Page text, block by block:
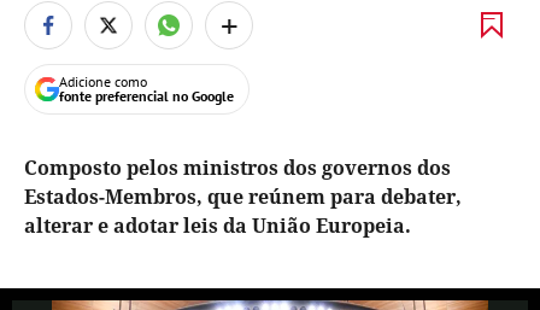
+
Adicione como
fonte preferencial no Google
Composto pelos ministros dos governos dos
Estados-Membros, que reúnem para debater,
alterar e adotar leis da União Europeia.